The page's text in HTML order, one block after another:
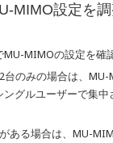
MIMO設定を
MIMOの設定を確
台のみの場合は、
ングルユーザーで集
ある場合は、MU-